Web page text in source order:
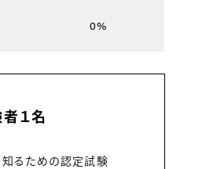
0%
１名
るための認定試験